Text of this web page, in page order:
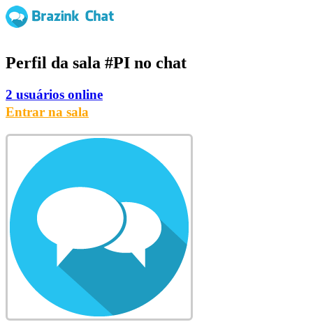
Perfil da sala #PI no chat
2 usuários online
Entrar na sala